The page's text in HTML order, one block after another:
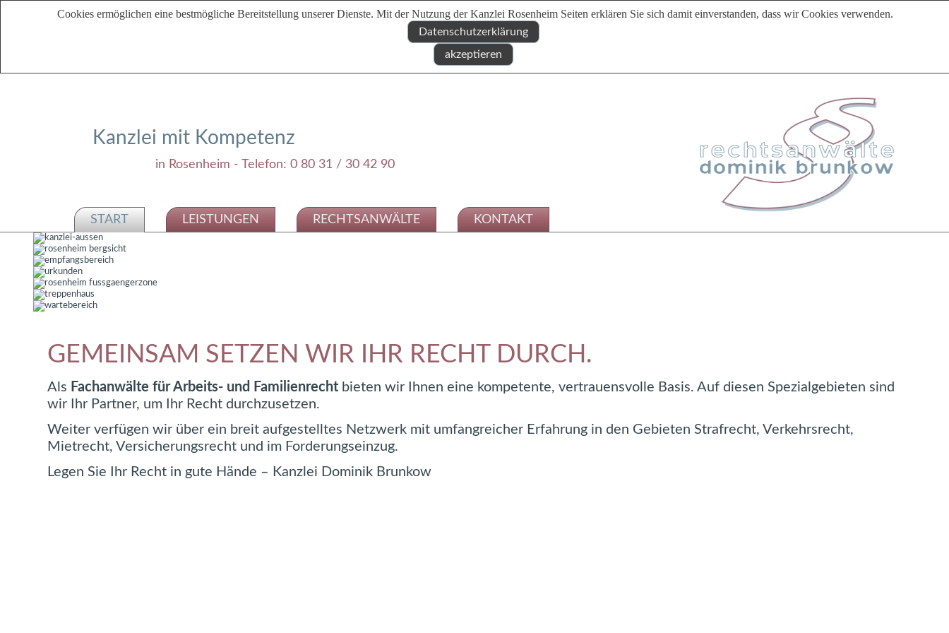
Cookies ermöglichen eine bestmögliche Bereitstellung unserer Dienste. Mit der Nutzung der Kanzlei Rosenheim Seiten erklären Sie sich damit einverstanden, dass wir Cookies verwenden.
Datenschutzerklärung
akzeptieren
Kanzlei mit Kompetenz
in Rosenheim - Telefon: 0 80 31 / 30 42 90
START LEISTUNGEN RECHTSANWÄLTE KONTAKT
GEMEINSAM SETZEN WIR IHR RECHT DURCH.
Als Fachanwälte für Arbeits- und Familienrecht bieten wir Ihnen eine kompetente, vertrauensvolle Basis. Auf diesen Spezialgebieten sind
wir Ihr Partner, um Ihr Recht durchzusetzen.
Weiter verfügen wir über ein breit aufgestelltes Netzwerk mit umfangreicher Erfahrung in den Gebieten Strafrecht, Verkehrsrecht,
Mietrecht, Versicherungsrecht und im Forderungseinzug.
Legen Sie Ihr Recht in gute Hände – Kanzlei Dominik Brunkow